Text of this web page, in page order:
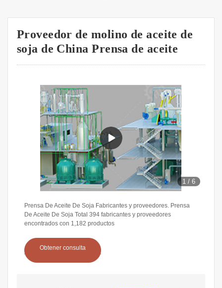
Proveedor de molino de aceite de
soja de China Prensa de aceite
1 /6
Prensa De Aceite De Soja Fabricantes y proveedores. Prensa
De Aceite De Soja Total 394 fabricantes y proveedores
encontrados con 1,182 productos
Obtener consulta